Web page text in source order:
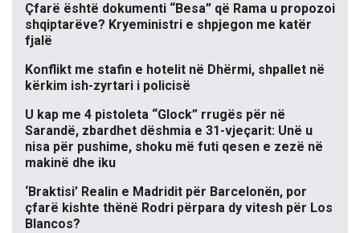
Çfarë është dokumenti “Besa” që Rama u propozoi
shqiptarëve? Kryeministri e shpjegon me katër
fjalë
Konflikt me stafin e hotelit në Dhërmi, shpallet në
kërkim ish-zyrtari i policisë
U kap me 4 pistoleta “Glock” rrugës për në
Sarandë, zbardhet dëshmia e 31-vjeçarit: Unë u
nisa për pushime, shoku më futi qesen e zezë në
makinë dhe iku
‘Braktisi’ Realin e Madridit për Barcelonën, por
çfarë kishte thënë Rodri përpara dy vitesh për Los
Blancos?